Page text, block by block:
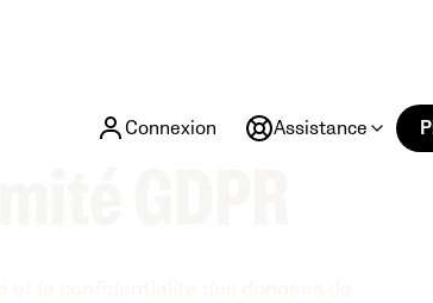
Connexion Assistance
GDPR
et la confidentialité des données de